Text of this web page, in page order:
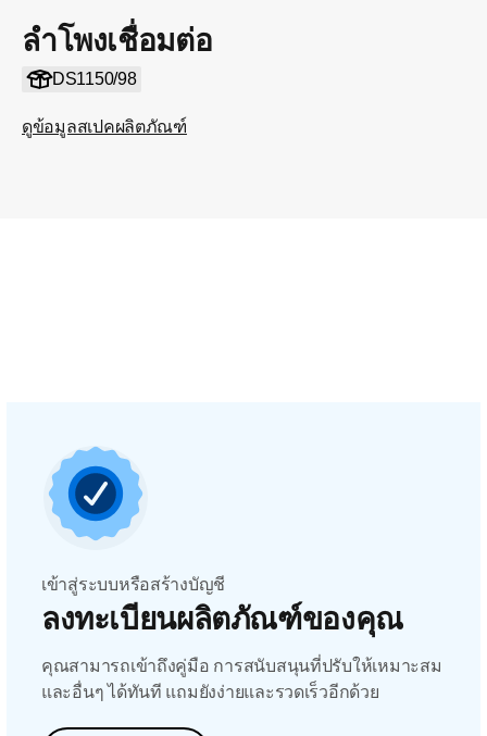
ลำโพงเชื่อมต่อ
DS1150/98
ดูข้อมูลสเปคผลิตภัณฑ์
เข้าสู่ระบบหรือสร้างบัญชี
ลงทะเบียนผลิตภัณฑ์ของคุณ
คุณสามารถเข้าถึงคู่มือ การสนับสนุนที่ปรับให้เหมาะสม
และอื่นๆ ได้ทันที แถมยังง่ายและรวดเร็วอีกด้วย